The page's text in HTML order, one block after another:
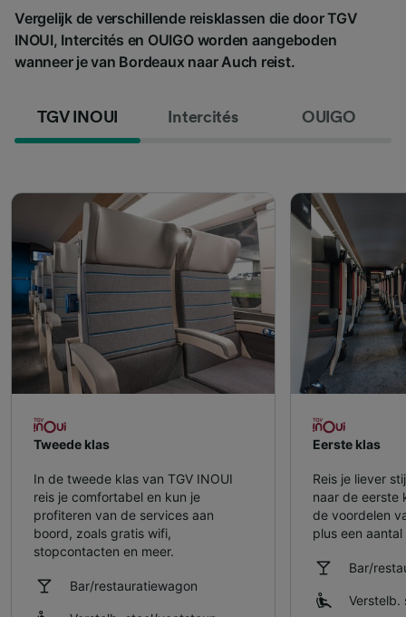
Vergelijk de verschillende reisklassen die door TGV
INOUI, Intercités en OUIGO worden aangeboden
wanneer je van Bordeaux naar Auch reist.
TGV INOUI Intercités OUIGO
Tweede klas
In de tweede klas van TGV INOUI
reis je comfortabel en kun je
profiteren van de services aan
boord, zoals gratis wifi,
stopcontacten en meer.
Bar/restauratiewagon
Eerste klas
Reis je liever
naar de eerste
de voordelen
plus een
Bar/
Verstelb.